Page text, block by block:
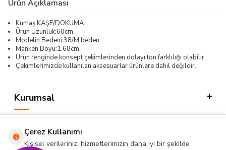
Ürün Açıklaması
Kumaş:KAŞE/DOKUMA
Ürün Uzunluk:60cm.
Modelin Bedeni:38/M beden.
Manken Boyu:1.68cm.
Ürün renginde konsept çekimlerinden dolayı ton farklılığı olabilir.
Çekimlerimizde kullanılan aksesuarlar ürünlere dahil değildir.
Kurumsal
Hızlı Erişim
Çerez Kullanımı
Kişisel verileriniz, hizmetlerimizin daha iyi bir şekilde